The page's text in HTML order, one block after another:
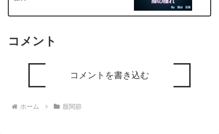
コメント
コメントを書き込む
ホーム 股関節